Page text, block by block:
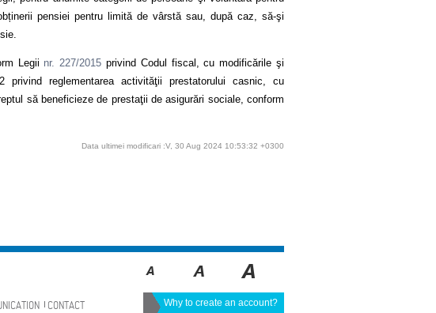
pensiei pentru limită de vârstă sau, după caz, să-şi
Legii nr. 227/2015 privind Codul fiscal, cu modificările şi
privind reglementarea activităţii prestatorului casnic, cu
să beneficieze de prestaţii de asigurări sociale, conform
Data ultimei modificari :V, 30 Aug 2024 10:53:32 +0300
CONTACT Why to create an account?